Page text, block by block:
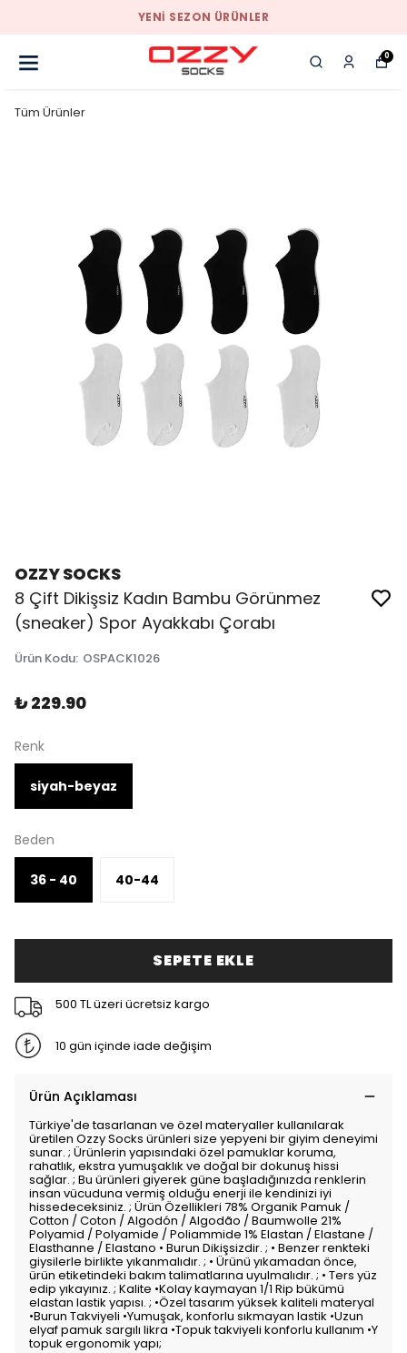
YENI SEZON ÜRÜNLER
0
Tüm Ürünler
OZZY SOCKS
8 Çift Dikişsiz Kadın Bambu Görünmez
(sneaker) Spor Ayakkabı Çorabı
Ürün Kodu: OSPACK1026
₺ 229.90
Renk
siyah-beyaz
Beden
36 - 40 40-44
SEPETE EKLE
500 TL üzeri ücretsiz kargo
10 gün içinde iade değişim
Ürün Açıklaması
Türkiye'de tasarlanan ve özel materyaller kullanılarak
üretilen Ozzy Socks ürünleri size yepyeni bir giyim deneyimi
sunar. ; Ürünlerin yapısındaki özel pamuklar koruma,
rahatlık, ekstra yumuşaklık ve doğal bir dokunuş hissi
sağlar. ; Bu ürünleri giyerek güne başladığınızda renklerin
insan vücuduna vermiş olduğu enerji ile kendinizi iyi
hissedeceksiniz. ; Ürün Özellikleri 78% Organik Pamuk /
Cotton / Coton / Algodón / Algodão / Baumwolle 21%
Polyamid / Polyamide / Poliammide 1% Elastan / Elastane /
Elasthanne / Elastano • Burun Dikişsizdir. ; • Benzer renkteki
giysilerle birlikte yıkanmalıdır. ; • Ürünü yıkamadan önce,
ürün etiketindeki bakım talimatlarına uyulmalıdır. ; • Ters yüz
edip yıkayınız. ; Kalite •Kolay kaymayan 1/1 Rip bükümü
elastan lastik yapısı. ; •Özel tasarım yüksek kaliteli materyal
•Burun Takviyeli •Yumuşak, konforlu sıkmayan lastik •Uzun
elyaf pamuk sargılı likra •Topuk takviyeli konforlu kullanım •Y
topuk ergonomik yapı;